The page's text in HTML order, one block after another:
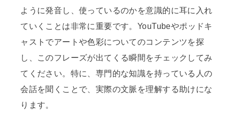
ように発音し、使っているのかを意識的に耳に入れ
ていくことは非常に重要です。YouTubeやポッドキ
ャストでアートや色彩についてのコンテンツを探
し、このフレーズが出てくる瞬間をチェックしてみ
てください。特に、専門的な知識を持っている人の
会話を聞くことで、実際の文脈を理解する助けにな
ります。